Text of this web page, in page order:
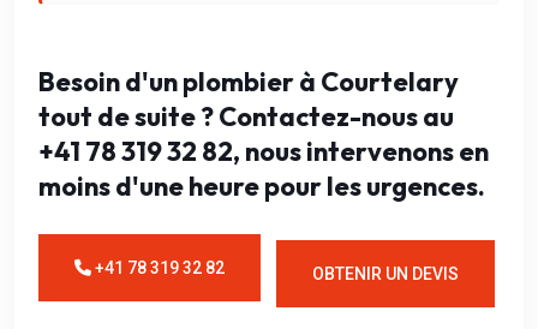
Besoin d'un plombier à Courtelary
tout de suite ? Contactez-nous au
+41 78 319 32 82, nous intervenons en
moins d'une heure pour les urgences.
+41 78 319 32 82 OBTENIR UN DEVIS